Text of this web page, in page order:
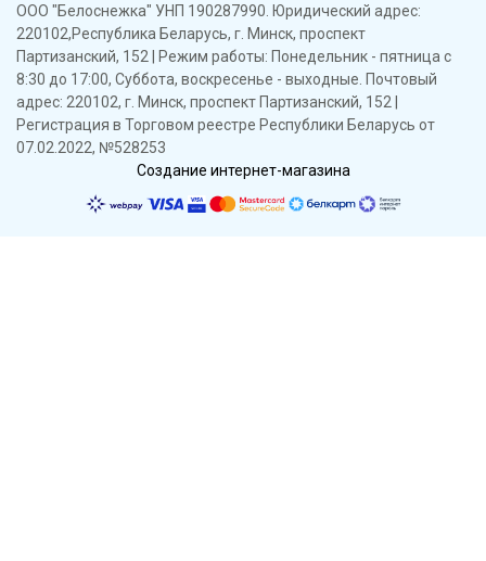
ООО "Белоснежка" УНП 190287990. Юридический адрес:
220102,Республика Беларусь, г. Минск, проспект
Партизанский, 152 | Режим работы: Понедельник - пятница с
8:30 до 17:00, Суббота, воскресенье - выходные. Почтовый
адрес: 220102, г. Минск, проспект Партизанский, 152 |
Регистрация в Торговом реестре Республики Беларусь от
07.02.2022, №528253
Создание интернет-магазина